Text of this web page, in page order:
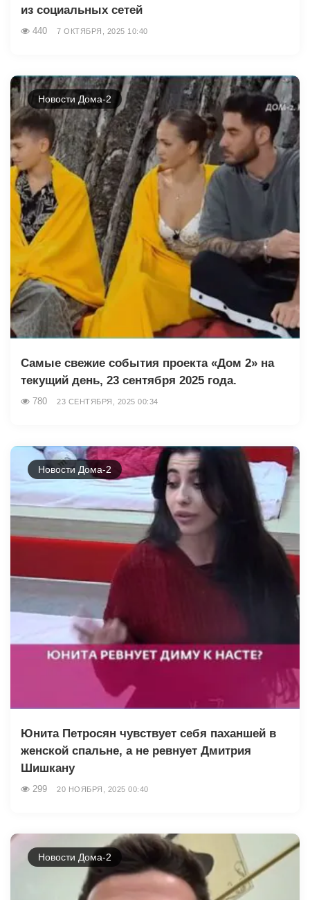
из социальных сетей
440 7 ОКТЯБРЯ, 2025 10:40
Новости Дома-2
Самые свежие события проекта «Дом 2» на
текущий день, 23 сентября 2025 года.
780 23 СЕНТЯБРЯ, 2025 00:34
Новости Дома-2
Юнита Петросян чувствует себя паханшей в
женской спальне, а не ревнует Дмитрия
Шишкану
299 20 НОЯБРЯ, 2025 00:40
Новости Дома-2